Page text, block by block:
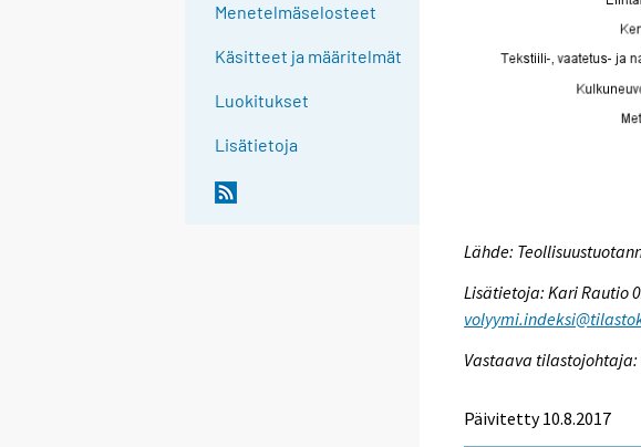
Menetelmäselosteet
Käsitteet ja määritelmät
Luokitukset
Lisätietoja
Lähde:
Lisätietoja: Kari Rautio
Vastaava
Päivitetty 10.8.2017